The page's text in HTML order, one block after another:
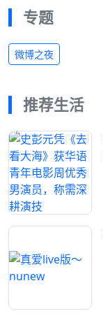
专题
微博之夜
推荐生活